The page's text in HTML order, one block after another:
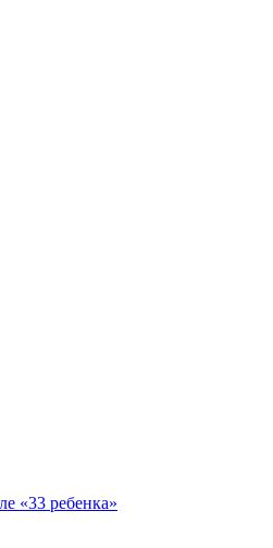
«33 ребенка»